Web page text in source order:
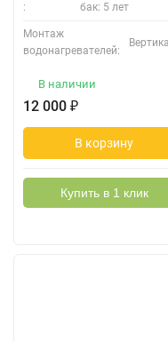
:
бак: 5 лет
Монтаж
водонагревателей:
В наличии
12 000 ₽
В корзину
Купить в 1 клик